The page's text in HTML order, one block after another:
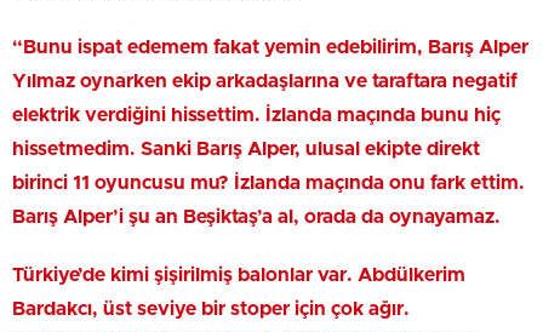
“Bunu ispat edemem fakat yemin edebilirim, Barış Alper
Yılmaz oynarken ekip arkadaşlarına ve taraftara negatif
elektrik verdiğini hissettim. İzlanda maçında bunu hiç
hissetmedim. Sanki Barış Alper, ulusal ekipte direkt
birinci 11 oyuncusu mu? İzlanda maçında onu fark ettim.
Barış Alper’i şu an Beşiktaş’a al, orada da oynayamaz.
Türkiye’de kimi şişirilmiş balonlar var. Abdülkerim
Bardakcı, üst seviye bir stoper için çok ağır.